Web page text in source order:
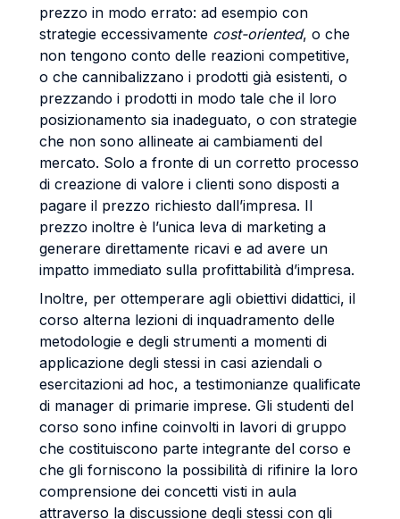
prezzo in modo errato: ad esempio con
strategie eccessivamente cost-oriented, o che
non tengono conto delle reazioni competitive,
o che cannibalizzano i prodotti già esistenti, o
prezzando i prodotti in modo tale che il loro
posizionamento sia inadeguato, o con strategie
che non sono allineate ai cambiamenti del
mercato. Solo a fronte di un corretto processo
di creazione di valore i clienti sono disposti a
pagare il prezzo richiesto dall’impresa. Il
prezzo inoltre è l’unica leva di marketing a
generare direttamente ricavi e ad avere un
impatto immediato sulla profittabilità d’impresa.
Inoltre, per ottemperare agli obiettivi didattici, il
corso alterna lezioni di inquadramento delle
metodologie e degli strumenti a momenti di
applicazione degli stessi in casi aziendali o
esercitazioni ad hoc, a testimonianze qualificate
di manager di primarie imprese. Gli studenti del
corso sono infine coinvolti in lavori di gruppo
che costituiscono parte integrante del corso e
che gli forniscono la possibilità di rifinire la loro
comprensione dei concetti visti in aula
attraverso la discussione degli stessi con gli